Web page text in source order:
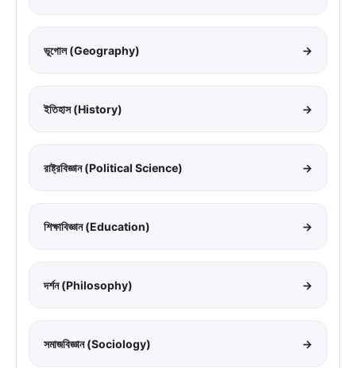
ভূগোল (Geography) →
ইতিহাস (History) →
রাষ্ট্রবিজ্ঞান (Political Science) →
শিক্ষাবিজ্ঞান (Education) →
দর্শন (Philosophy) →
সমাজবিজ্ঞান (Sociology) →